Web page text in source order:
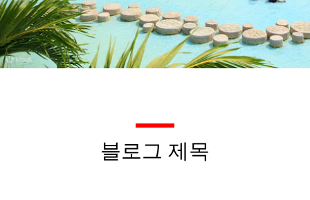
블로그 제목